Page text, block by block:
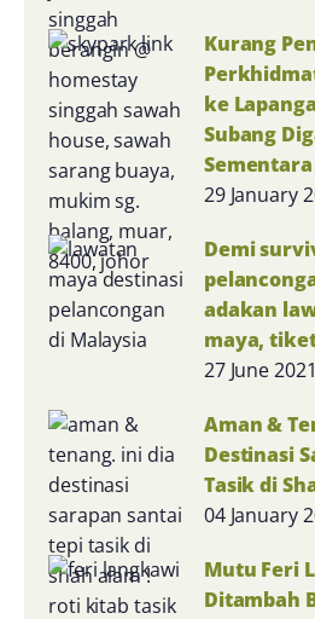
Kurang
ke
Subang
Sementara
29 January
Demi
adakan
maya,
27 June 2021
Aman &
Destinasi
Tasik di
04 January
Mutu Feri
Ditambah